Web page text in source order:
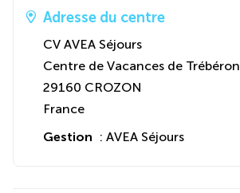
Adresse du centre
CV AVEA Séjours
Centre de Vacances de Trébéron
29160 CROZON
France
Gestion : AVEA Séjours